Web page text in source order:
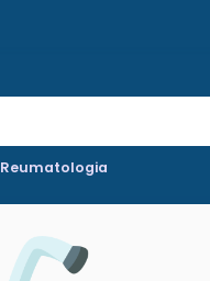
Reumatologia